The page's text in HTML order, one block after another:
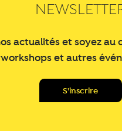
actualités et soyez au
et autres